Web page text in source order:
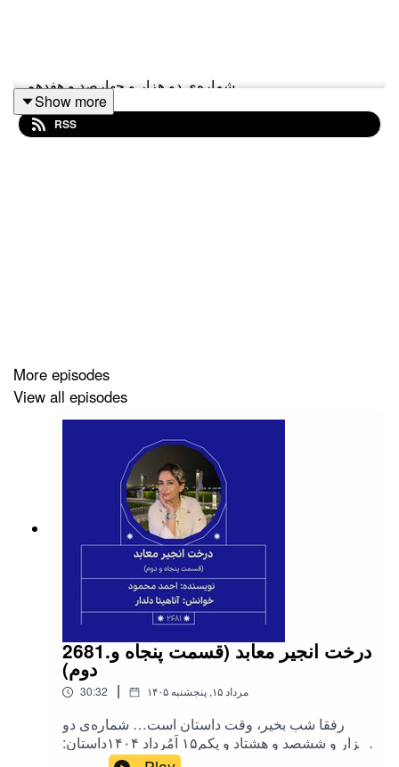
شماره‌ی دو هزار و چهارصد و هفدهم
موسیقی :«#فرید_سعادتمند (از قطعه داغ نهان،
#محمد_اصفهان) و #فریدون_شهبازیان (از قطعات سریال
Show more
RSS
More episodes
View all episodes
2681.درخت انجیر معابد (قسمت پنجاه و
دوم)
30:32 | ۱۴۰۵ مرداد ۱۵, پنجشنبه
رفقا شب بخیر، وقت داستان است… شماره‌ی دو
هزار و ششصد و هشتاد و یکم۱۵ اَمُرداد ۱۴۰۴داستان:
«#درخت_انجیر_معابد»(قسمت پنجاه و دوم)(فصل